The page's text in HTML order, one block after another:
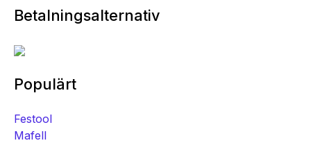
Betalningsalternativ
Populärt
Festool
Mafell